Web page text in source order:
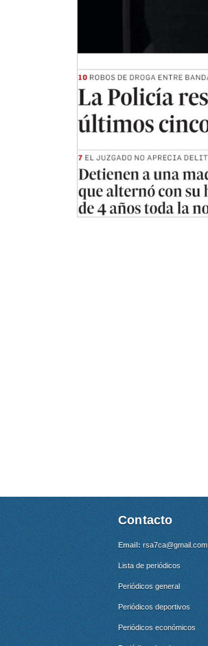
Contacto
Email: rsa7ca@gmail.com
Lista de periódicos
Periódicos general
Periódicos deportivos
Periódicos económicos